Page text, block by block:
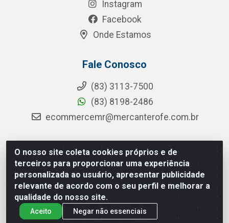
O nosso site coleta cookies próprios e de
terceiros para proporcionar uma experiência
personalizada ao usuário, apresentar publicidade
relevante de acordo com o seu perfil e melhorar a
qualidade do nosso site.
Aceito Negar não essenciais
Instagram
Facebook
Onde Estamos
Fale Conosco
(83) 3113-7500
(83) 8198-2486
ecommercemr@mercanterofe.com.br
MR Distribuidora - Rua Hortêncio Ribeiro de Luna, 3777 -
Distrito Industrial, João Pessoa/PB - CEP 58081-400 - CNPJ
35.428.312/0001-85